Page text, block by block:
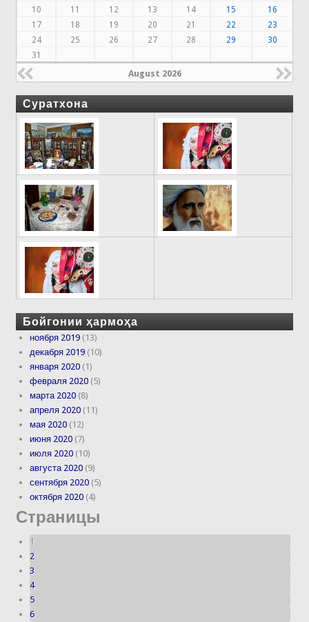
10
11 12 13 14 15
16
17
18 19 20 21 22
23
24
25 26 27 28 29
30
31
August 2026
Суратхона
Бойгонии ҳармоҳа
ноября 2019 (13)
декабря 2019 (10)
января 2020 (1)
февраля 2020 (5)
марта 2020 (8)
апреля 2020 (11)
мая 2020 (12)
июня 2020 (7)
июля 2020 (10)
августа 2020 (9)
сентября 2020 (5)
октября 2020 (4)
Страницы
1
2
3
4
5
6